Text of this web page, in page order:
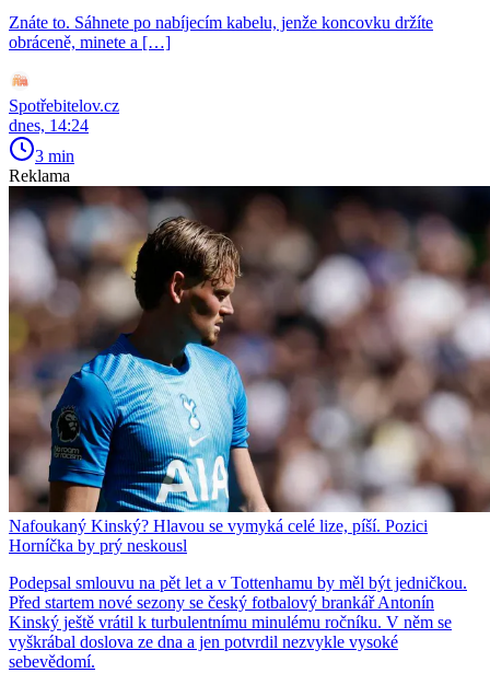
Znáte to. Sáhnete po nabíjecím kabelu, jenže koncovku držíte
obráceně, minete a […]
Spotřebitelov.cz
dnes, 14:24
3 min
Reklama
Nafoukaný Kinský? Hlavou se vymyká celé lize, píší. Pozici
Horníčka by prý neskousl
Podepsal smlouvu na pět let a v Tottenhamu by měl být jedničkou.
Před startem nové sezony se český fotbalový brankář Antonín
Kinský ještě vrátil k turbulentnímu minulému ročníku. V něm se
vyškrábal doslova ze dna a jen potvrdil nezvykle vysoké
sebevědomí.